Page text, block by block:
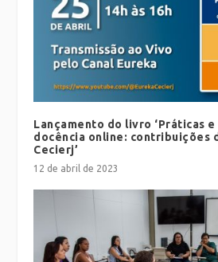
Lançamento do livro ‘Práticas
docência online: contribuições
Cecierj’
12 de abril de 2023